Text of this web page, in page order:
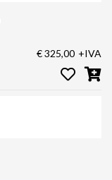
€ 325,00 +IVA